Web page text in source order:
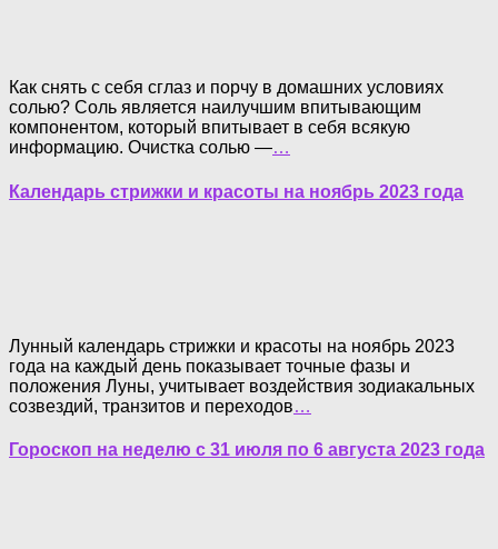
Как снять с себя сглаз и порчу в домашних условиях
солью? Соль является наилучшим впитывающим
компонентом, который впитывает в себя всякую
информацию. Очистка солью —…
Календарь стрижки и красоты на ноябрь 2023 года
Лунный календарь стрижки и красоты на ноябрь 2023
года на каждый день показывает точные фазы и
положения Луны, учитывает воздействия зодиакальных
созвездий, транзитов и переходов…
Гороскоп на неделю с 31 июля по 6 августа 2023 года